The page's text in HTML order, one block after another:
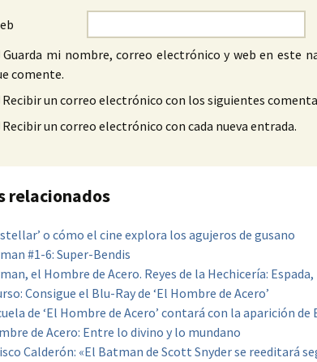
Guarda mi nombre, correo electrónico y web en este
comente.
Recibir un correo electrónico con los siguientes
Recibir un correo electrónico con cada nueva entrada.
relacionados
o cómo el cine explora los agujeros de gusano
#1-6: Super-Bendis
el Hombre de Acero. Reyes de la Hechicería:
Consigue el Blu-Ray de ‘El Hombre de Acero’
de ‘El Hombre de Acero’ contará con la aparición de
de Acero: Entre lo divino y lo mundano
Calderón: «El Batman de Scott Snyder se reeditará